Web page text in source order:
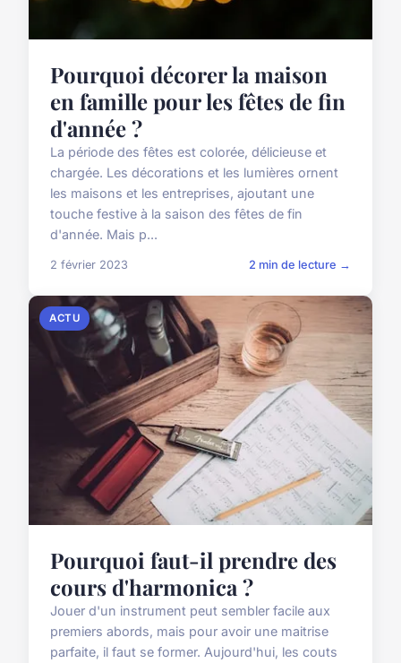
Pourquoi décorer la maison
en famille pour les fêtes de fin
d'année ?
La période des fêtes est colorée, délicieuse et
chargée. Les décorations et les lumières ornent
les maisons et les entreprises, ajoutant une
touche festive à la saison des fêtes de fin
d'année. Mais p...
2 février 2023 2 min de lecture →
ACTU
Pourquoi faut-il prendre des
cours d'harmonica ?
Jouer d'un instrument peut sembler facile aux
premiers abords, mais pour avoir une maitrise
parfaite, il faut se former. Aujourd'hui, les couts